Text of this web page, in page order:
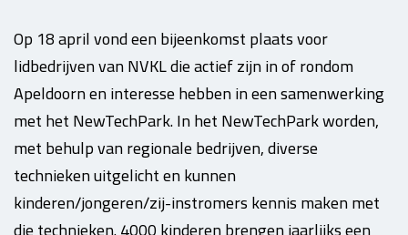
Op 18 april vond een bijeenkomst plaats voor
lidbedrijven van NVKL die actief zijn in of rondom
Apeldoorn en interesse hebben in een samenwerking
met het NewTechPark. In het NewTechPark worden,
met behulp van regionale bedrijven, diverse
technieken uitgelicht en kunnen
kinderen/jongeren/zij-instromers kennis maken met